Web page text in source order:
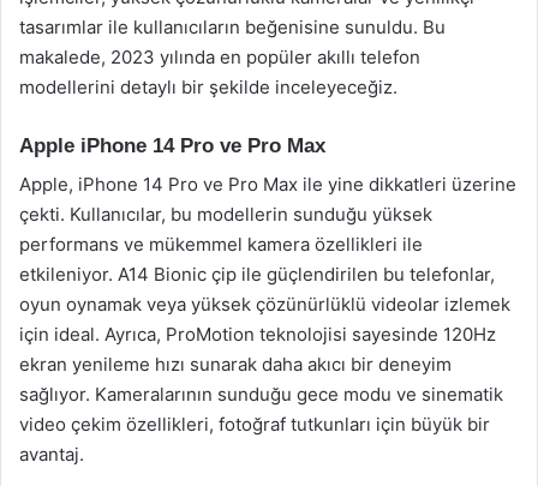
tasarımlar ile kullanıcıların beğenisine sunuldu. Bu
makalede, 2023 yılında en popüler akıllı telefon
modellerini detaylı bir şekilde inceleyeceğiz.
Apple iPhone 14 Pro ve Pro Max
Apple, iPhone 14 Pro ve Pro Max ile yine dikkatleri üzerine
çekti. Kullanıcılar, bu modellerin sunduğu yüksek
performans ve mükemmel kamera özellikleri ile
etkileniyor. A14 Bionic çip ile güçlendirilen bu telefonlar,
oyun oynamak veya yüksek çözünürlüklü videolar izlemek
için ideal. Ayrıca, ProMotion teknolojisi sayesinde 120Hz
ekran yenileme hızı sunarak daha akıcı bir deneyim
sağlıyor. Kameralarının sunduğu gece modu ve sinematik
video çekim özellikleri, fotoğraf tutkunları için büyük bir
avantaj.